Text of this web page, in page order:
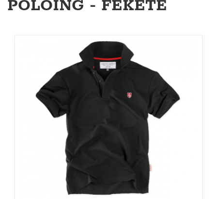
PÓLÓING - FEKETE